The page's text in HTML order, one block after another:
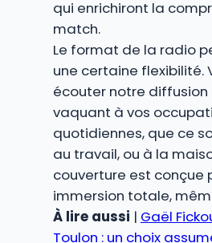
qui enrichiront la
match.
Le format de la radio
une certaine flexibilité.
écouter notre
vaquant à vos
quotidiennes, que ce
au travail, ou à la
couverture est conçue
immersion totale,
À lire aussi | Gaël
Toulon : un choix